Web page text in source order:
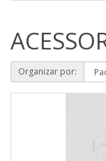
Organizar por: